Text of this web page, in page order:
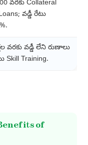
వరకు Collateral
వడ్డీ రేటు
వరకు వడ్డీ లేని రుణాలు
Training.
of